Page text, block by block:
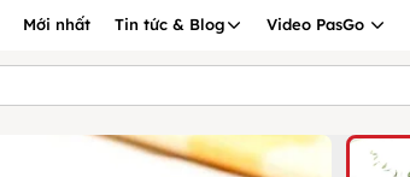
Mới nhất Tin tức & Blog Video PasGo